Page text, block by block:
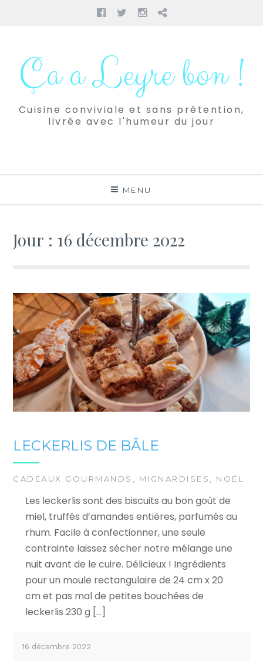
Facebook
TwitterInstagram
Pinterest
contenuÇa a Leyre bon !
Cuisine conviviale et sans prétention,
livrée avec l'humeur du jour
MENU
Jour : 16 décembre 2022
LECKERLIS DE BÂLE
CADEAUX GOURMANDS , MIGNARDISES , NOËL
Les leckerlis sont des biscuits au bon goût de
miel, truffés d’amandes entières, parfumés au
rhum. Facile à confectionner, une seule
contrainte laissez sécher notre mélange une
nuit avant de le cuire. Délicieux ! Ingrédients
pour un moule rectangulaire de 24 cm x 20
cm et pas mal de petites bouchées de
leckerlis 230 g […]
16 décembre 2022